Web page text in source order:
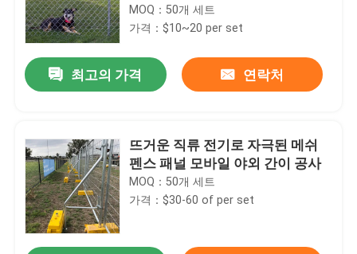
MOQ：50개 세트
가격：$10~20 per set
최고의 가격 연락처
뜨거운 직류 전기로 자극된 메쉬
펜스 패널 모바일 야외 간이 공사
MOQ：50개 세트
가격：$30-60 of per set